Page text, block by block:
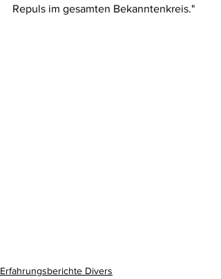
Repuls im gesamten Bekanntenkreis."
Erfahrungsberichte Divers